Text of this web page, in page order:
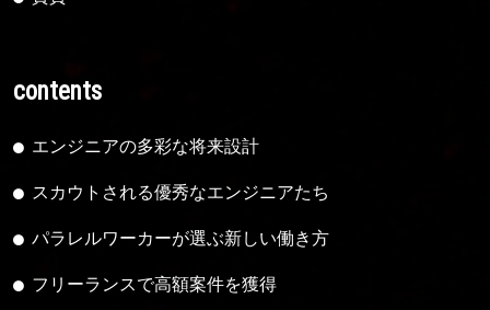
contents
エンジニアの多彩な将来設計
スカウトされる優秀なエンジニアたち
パラレルワーカーが選ぶ新しい働き方
フリーランスで高額案件を獲得